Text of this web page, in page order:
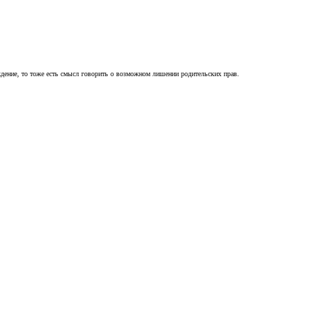
то тоже есть смысл говорить о возможном лишении родительских прав.